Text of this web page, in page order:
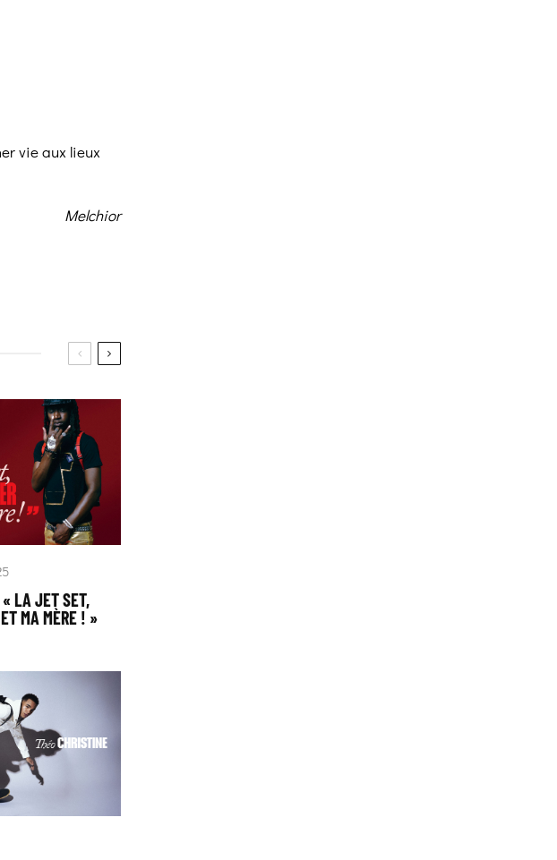
vie aux lieux
Melchior
LA JET SET,
MA MÈRE ! »